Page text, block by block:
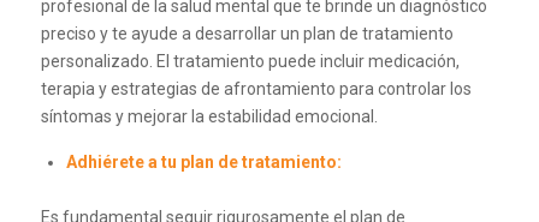
profesional de la salud mental que te brinde un diagnóstico
preciso y te ayude a desarrollar un plan de tratamiento
personalizado. El tratamiento puede incluir medicación,
terapia y estrategias de afrontamiento para controlar los
síntomas y mejorar la estabilidad emocional.
Adhiérete a tu plan de tratamiento:
Es fundamental seguir rigurosamente el plan de